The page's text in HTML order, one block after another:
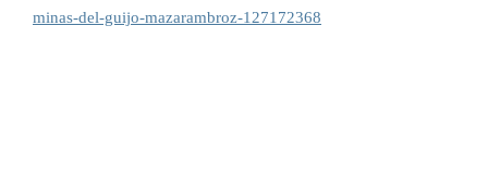
minas-del-guijo-mazarambroz-127172368